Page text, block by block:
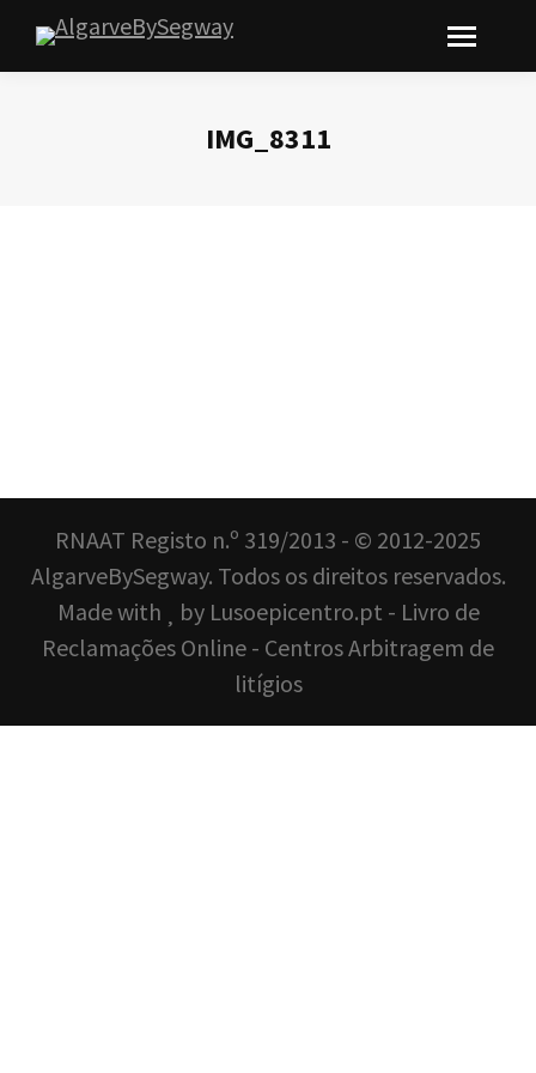
IMG_8311
RNAAT Registo n.º 319/2013 - © 2012-2025
AlgarveBySegway. Todos os direitos reservados.
Made with
by Lusoepicentro.pt - Livro de
Reclamações Online - Centros Arbitragem de
litígios